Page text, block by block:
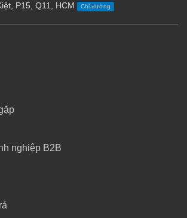
P15, Q11, HCM
Chỉ đường
nghiệp B2B